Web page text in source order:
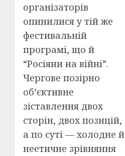
організаторів
опинилися у тій же
фестивальній
програмі, що й
“Росіяни на війні”.
Чергове позірно
об’єктивне
зіставлення двох
сторін, двох позицій,
а по суті — холодне й
неетичне зрівняння